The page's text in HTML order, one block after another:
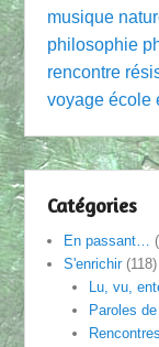
musique
philosophie
rencontre
voyage école
Catégories
En passant…
S'enrichir(118)
Lu, vu,
Paroles
Rencontres